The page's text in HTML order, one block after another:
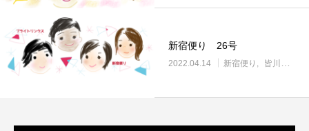
新宿便り 26号
2022.04.14 新宿便り 皆川の記事